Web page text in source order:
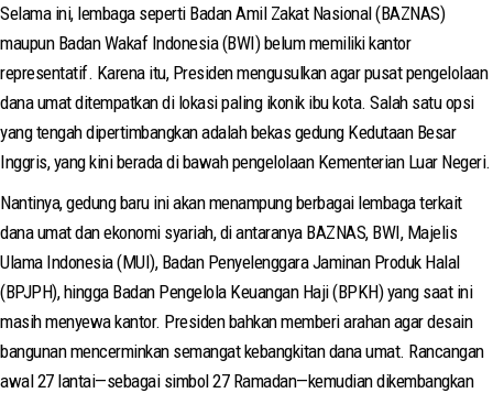
Selama ini, lembaga seperti Badan Amil Zakat Nasional (BAZNAS)
maupun Badan Wakaf Indonesia (BWI) belum memiliki kantor
representatif. Karena itu, Presiden mengusulkan agar pusat pengelolaan
dana umat ditempatkan di lokasi paling ikonik ibu kota. Salah satu opsi
yang tengah dipertimbangkan adalah bekas gedung Kedutaan Besar
Inggris, yang kini berada di bawah pengelolaan Kementerian Luar Negeri.
Nantinya, gedung baru ini akan menampung berbagai lembaga terkait
dana umat dan ekonomi syariah, di antaranya BAZNAS, BWI, Majelis
Ulama Indonesia (MUI), Badan Penyelenggara Jaminan Produk Halal
(BPJPH), hingga Badan Pengelola Keuangan Haji (BPKH) yang saat ini
masih menyewa kantor. Presiden bahkan memberi arahan agar desain
bangunan mencerminkan semangat kebangkitan dana umat. Rancangan
awal 27 lantai—sebagai simbol 27 Ramadan—kemudian dikembangkan